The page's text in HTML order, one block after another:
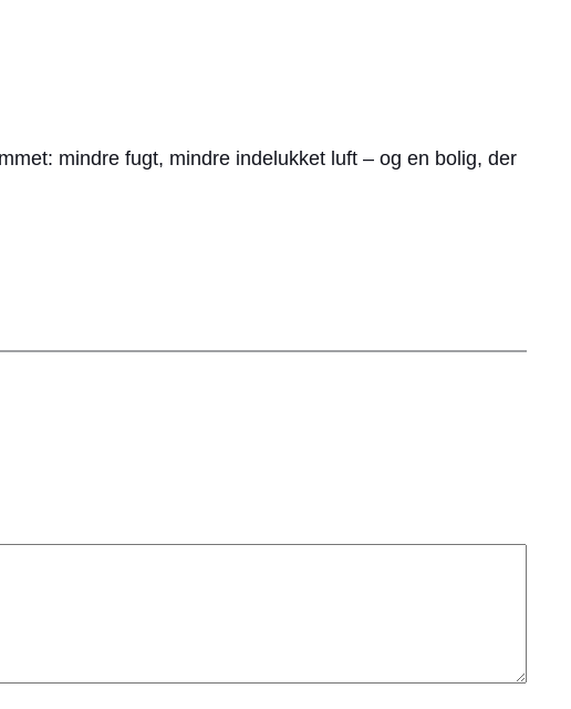
mindre fugt, mindre indelukket luft – og en bolig, der